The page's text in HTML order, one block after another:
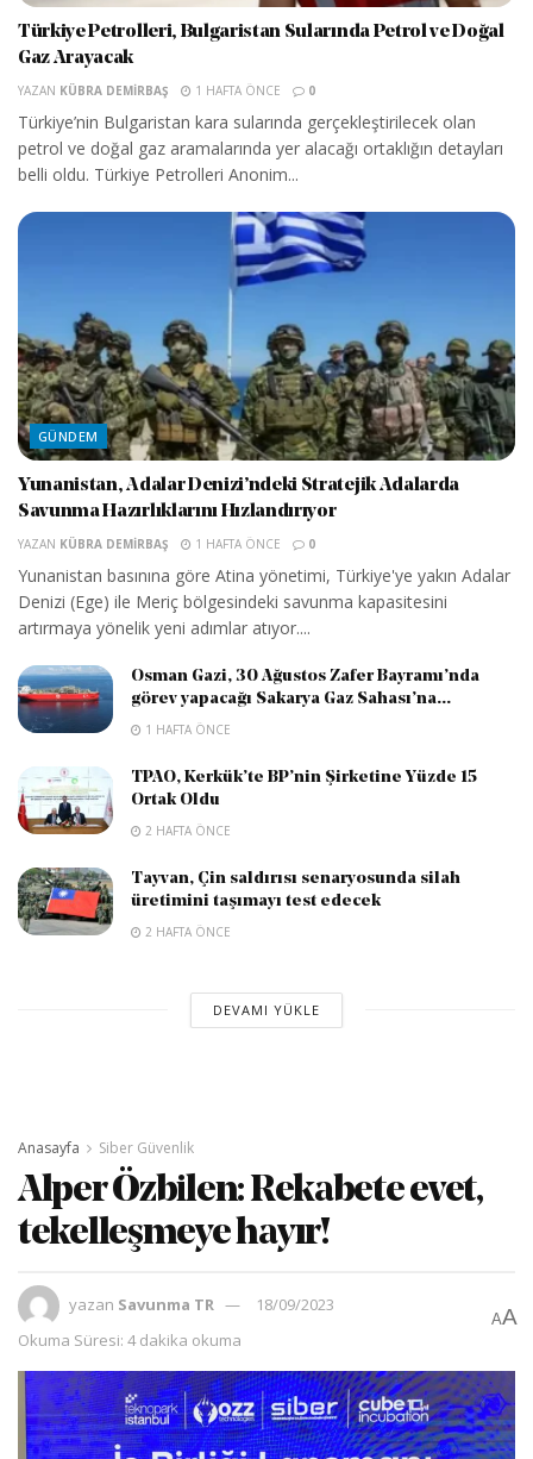
Türkiye Petrolleri, Bulgaristan Sularında Petrol ve Doğal
Gaz Arayacak
YAZAN KÜBRA DEMIRBAŞ 1 HAFTA ÖNCE 0
Türkiye’nin Bulgaristan kara sularında gerçekleştirilecek olan
petrol ve doğal gaz aramalarında yer alacağı ortaklığın detayları
belli oldu. Türkiye Petrolleri Anonim...
GÜNDEM
Yunanistan, Adalar Denizi’ndeki Stratejik Adalarda
Savunma Hazırlıklarını Hızlandırıyor
YAZAN KÜBRA DEMIRBAŞ 1 HAFTA ÖNCE 0
Yunanistan basınına göre Atina yönetimi, Türkiye'ye yakın Adalar
Denizi (Ege) ile Meriç bölgesindeki savunma kapasitesini
artırmaya yönelik yeni adımlar atıyor....
Osman Gazi, 30 Ağustos Zafer Bayramı’nda
görev yapacağı Sakarya Gaz Sahası’na...
1 HAFTA ÖNCE
TPAO, Kerkük’te BP’nin Şirketine Yüzde 15
Ortak Oldu
2 HAFTA ÖNCE
Tayvan, Çin saldırısı senaryosunda silah
üretimini taşımayı test edecek
2 HAFTA ÖNCE
DEVAMI YÜKLE
Anasayfa Siber Güvenlik
Alper Özbilen: Rekabete evet,
tekelleşmeye hayır!
yazan Savunma TR
18/09/2023
Okuma Süresi: 4 dakika okuma
AA